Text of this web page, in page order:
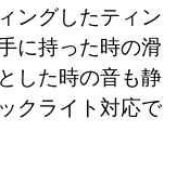
ングしたティン
に持った時の滑
した時の音も静
クライト対応で